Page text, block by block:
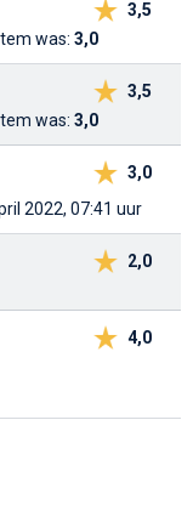
3,5
was: 3,0
3,5
was: 3,0
3,0
2022, 07:41 uur
2,0
4,0